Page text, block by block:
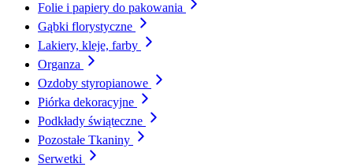
Folie i papiery do pakowania
Gąbki florystyczne
Lakiery, kleje, farby
Organza
Ozdoby styropianowe
Piórka dekoracyjne
Podkłady świąteczne
Pozostałe Tkaniny
Serwetki